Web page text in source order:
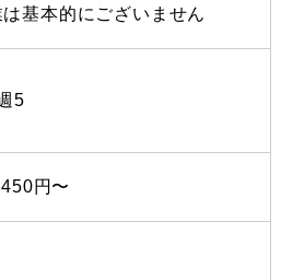
基本的にございません
5
円〜